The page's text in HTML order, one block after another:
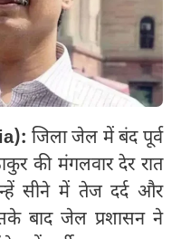
जिला जेल में बंद पूर्व
की मंगलवार देर रात
सीने में तेज दर्द और
बाद जेल प्रशासन ने